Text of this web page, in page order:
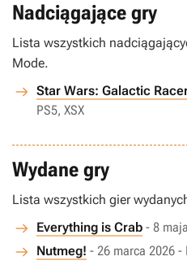
Nadciągające gry
Lista wszystkich
Mode.
Star Wars: Galactic
PS5, XSX
Wydane gry
Lista wszystkich gier
Everything is Crab - 8
Nutmeg! - 26 marca 2026 -